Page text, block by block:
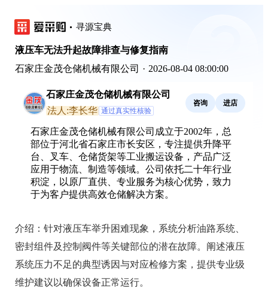
寻源宝典
液压车无法升起故障排查与修复指南
石家庄金茂仓储机械有限公司 · 2026-08-04 08:00:00
石家庄金茂仓储机械有限公司
法人:李长华 通过真实性核验
咨询 进店
石家庄金茂仓储机械有限公司成立于2002年，总
部位于河北省石家庄市长安区，专注提供升降平
台、叉车、仓储货架等工业搬运设备，产品广泛
应用于物流、制造等领域。公司依托二十年行业
积淀，以原厂直供、专业服务为核心优势，致力
于为客户提供高效仓储解决方案。
介绍： 针对液压车举升困难现象，系统分析油路系统、
密封组件及控制阀件等关键部位的潜在故障。阐述液压
系统压力不足的典型诱因与对应检修方案，提供专业级
维护建议以确保设备正常运行。